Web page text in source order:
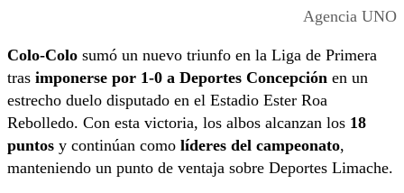
Agencia UNO
Colo-Colo sumó un nuevo triunfo en la Liga de Primera
tras imponerse por 1-0 a Deportes Concepción en un
estrecho duelo disputado en el Estadio Ester Roa
Rebolledo. Con esta victoria, los albos alcanzan los 18
puntos y continúan como líderes del campeonato,
manteniendo un punto de ventaja sobre Deportes Limache.